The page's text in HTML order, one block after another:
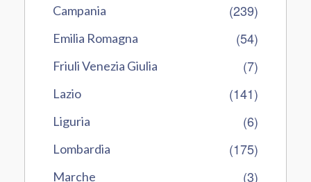
Campania (239)
Emilia Romagna (54)
Friuli Venezia Giulia (7)
Lazio (141)
Liguria (6)
Lombardia (175)
Marche (3)